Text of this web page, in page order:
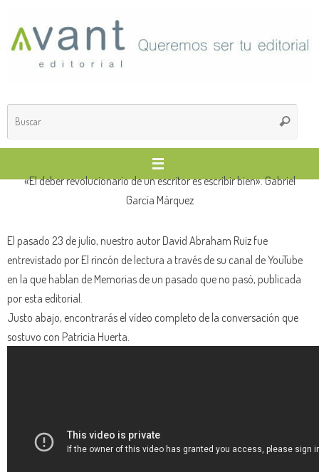
contenido
Buscar
«El deber revolucionario de un escritor es escribir bien». Gabriel
García Márquez
El pasado 23 de julio, nuestro autor David Abraham Ruiz fue
entrevistado por El rincón de lectura a través de su canal de YouTube
en la que hablan de Memorias de un pasado que no pasó, publicada
por esta editorial.
Justo abajo, encontrarás el vídeo completo de la conversación que
sostuvo con Patricia Huerta.